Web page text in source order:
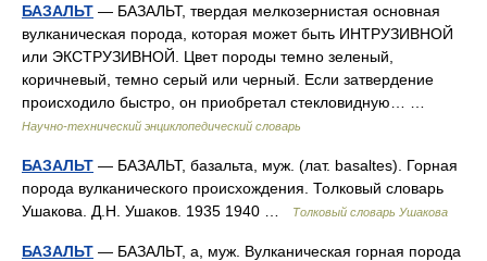
БАЗАЛЬТ — БАЗАЛЬТ, твердая мелкозернистая основная
вулканическая порода, которая может быть ИНТРУЗИВНОЙ
или ЭКСТРУЗИВНОЙ. Цвет породы темно зеленый,
коричневый, темно серый или черный. Если затвердение
происходило быстро, он приобретал стекловидную… …
Научно-технический энциклопедический словарь
БАЗАЛЬТ — БАЗАЛЬТ, базальта, муж. (лат. basaltes). Горная
порода вулканического происхождения. Толковый словарь
Ушакова. Д.Н. Ушаков. 1935 1940 …
Толковый словарь Ушакова
БАЗАЛЬТ — БАЗАЛЬТ, а, муж. Вулканическая горная порода